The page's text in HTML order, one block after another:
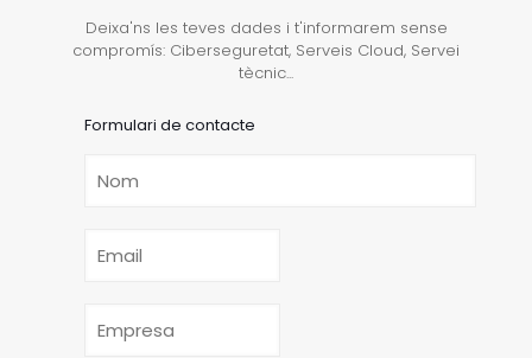
Deixa'ns les teves dades i t'informarem sense
compromís: Ciberseguretat, Serveis Cloud, Servei
tècnic...
Formulari de contacte